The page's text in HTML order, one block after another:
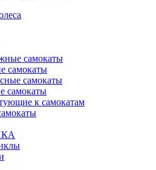
самокаты
самокаты
самокаты
самокаты
к самокатам